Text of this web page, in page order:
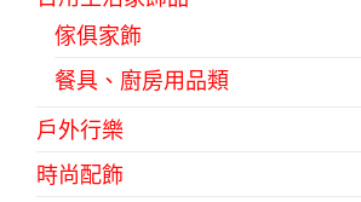
傢俱家飾
餐具、廚房用品類
戶外行樂
時尚配飾